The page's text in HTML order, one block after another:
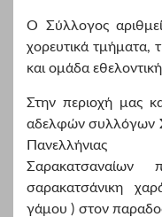
Ο Σύλλογος
χορευτικά τμήματα,
και ομάδα
Στην περιοχή μας
αδελφών συλλόγων
Πανελλήνιας
Σαρακατσαναίων
σαρακατσάνικη
γάμου ) στον